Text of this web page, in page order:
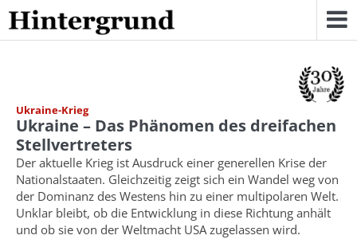
Skip
to
content
Ukraine-Krieg
Ukraine – Das Phänomen des dreifachen
Stellvertreters
Der aktuelle Krieg ist Ausdruck einer generellen Krise der
Nationalstaaten. Gleichzeitig zeigt sich ein Wandel weg von
der Dominanz des Westens hin zu einer multipolaren Welt.
Unklar bleibt, ob die Entwicklung in diese Richtung anhält
und ob sie von der Weltmacht USA zugelassen wird.